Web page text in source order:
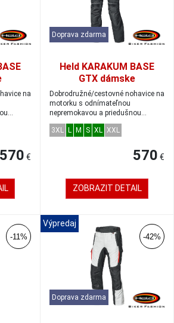
na
570 €
Doprava zdarma
Held KARAKUM BASE
GTX dámske
dobrodružné GoreTex
nohavice black
Dobrodružné/cestovné nohavice na
motorku s odnímateľnou
nepremokavou a priedušnou
membránou GORE-TEX...
3XL
L M S XL XXL
570 €
ZOBRAZIT DETAIL
-11%
Výpredaj
-42%
Doprava zdarma